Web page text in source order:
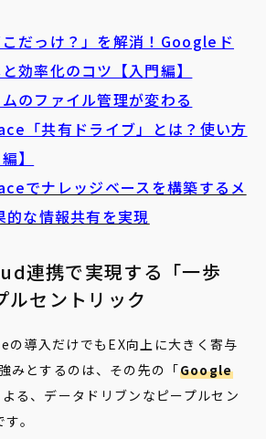
こだっけ？」を解消！Googleド
効率化のコツ【入門編】
のファイル管理が変わる
「共有ドライブ」とは？使い方
】
でナレッジベースを構築するメ
的な情報共有を実現
連携で実現する「一歩
ルセントリック
導入だけでもEX向上に大きく寄与
みとするのは、その先の「Google
る、データドリブンなピープルセン
。